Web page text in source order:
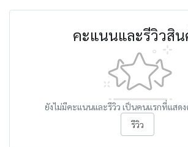
คะแนนและรีวิวสิน
ยังไม่มีคะแนนและรีวิว เป็นคนแรกที่แสด
รีวิว